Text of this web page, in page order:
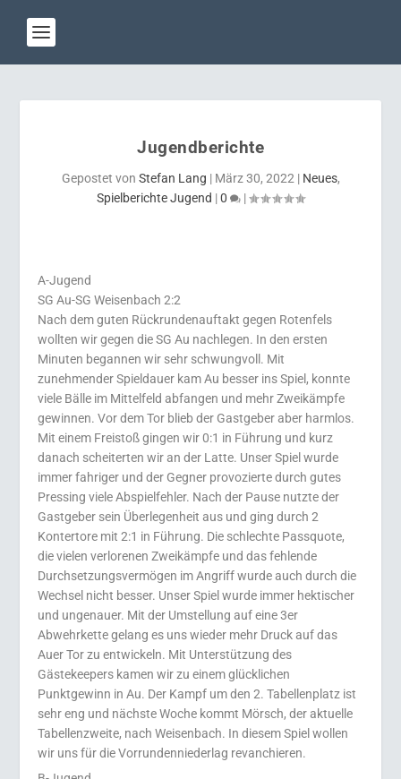
Jugendberichte
Gepostet von Stefan Lang | März 30, 2022 | Neues,
Spielberichte Jugend |0 |
A-Jugend
SG Au-SG Weisenbach 2:2
Nach dem guten Rückrundenauftakt gegen Rotenfels
wollten wir gegen die SG Au nachlegen. In den ersten
Minuten begannen wir sehr schwungvoll. Mit
zunehmender Spieldauer kam Au besser ins Spiel, konnte
viele Bälle im Mittelfeld abfangen und mehr Zweikämpfe
gewinnen. Vor dem Tor blieb der Gastgeber aber harmlos.
Mit einem Freistoß gingen wir 0:1 in Führung und kurz
danach scheiterten wir an der Latte. Unser Spiel wurde
immer fahriger und der Gegner provozierte durch gutes
Pressing viele Abspielfehler. Nach der Pause nutzte der
Gastgeber sein Überlegenheit aus und ging durch 2
Kontertore mit 2:1 in Führung. Die schlechte Passquote,
die vielen verlorenen Zweikämpfe und das fehlende
Durchsetzungsvermögen im Angriff wurde auch durch die
Wechsel nicht besser. Unser Spiel wurde immer hektischer
und ungenauer. Mit der Umstellung auf eine 3er
Abwehrkette gelang es uns wieder mehr Druck auf das
Auer Tor zu entwickeln. Mit Unterstützung des
Gästekeepers kamen wir zu einem glücklichen
Punktgewinn in Au. Der Kampf um den 2. Tabellenplatz ist
sehr eng und nächste Woche kommt Mörsch, der aktuelle
Tabellenzweite, nach Weisenbach. In diesem Spiel wollen
wir uns für die Vorrundenniederlag revanchieren.